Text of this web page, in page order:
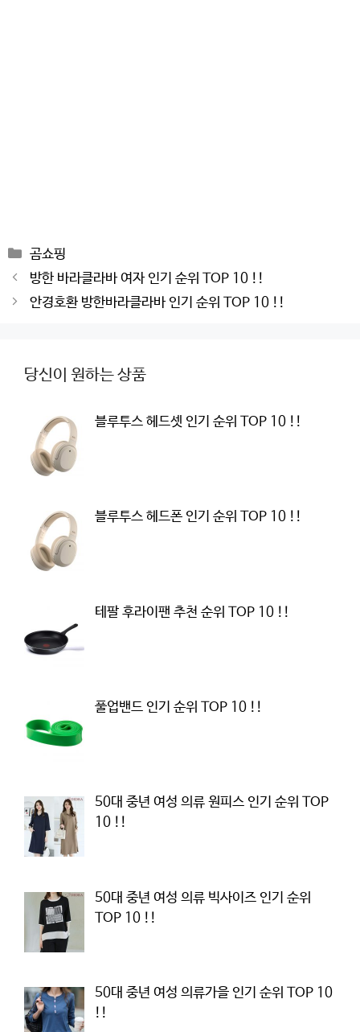
Categories
곰쇼핑
Post
navigation
방한 바라클라바 여자 인기 순위 TOP 10 !!
안경호환 방한바라클라바 인기 순위 TOP 10 !!
당신이 원하는 상품
블루투스 헤드셋 인기 순위 TOP 10 !!
블루투스 헤드폰 인기 순위 TOP 10 !!
테팔 후라이팬 추천 순위 TOP 10 !!
풀업밴드 인기 순위 TOP 10 !!
50대 중년 여성 의류 원피스 인기 순위 TOP
10 !!
50대 중년 여성 의류 빅사이즈 인기 순위
TOP 10 !!
50대 중년 여성 의류가을 인기 순위 TOP 10
!!